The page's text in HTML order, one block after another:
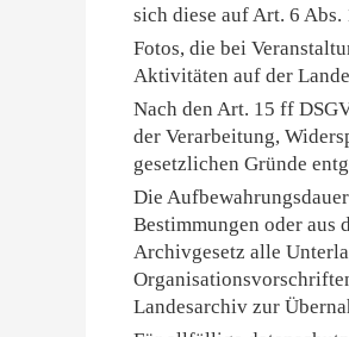
sich diese auf Art. 6
Fotos, die bei
Aktivitäten auf der
Nach den Art. 15 ff
der Verarbeitung,
gesetzlichen Gründe
Die
Bestimmungen oder aus
Archivgesetz alle
Landesarchiv zur